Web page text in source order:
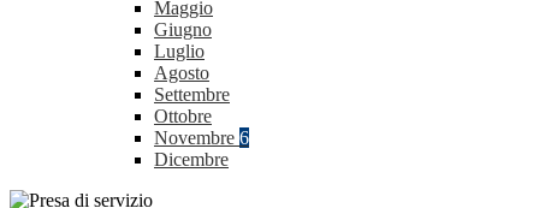
Maggio
Giugno
Luglio
Agosto
Settembre
Ottobre
Novembre 6
Dicembre